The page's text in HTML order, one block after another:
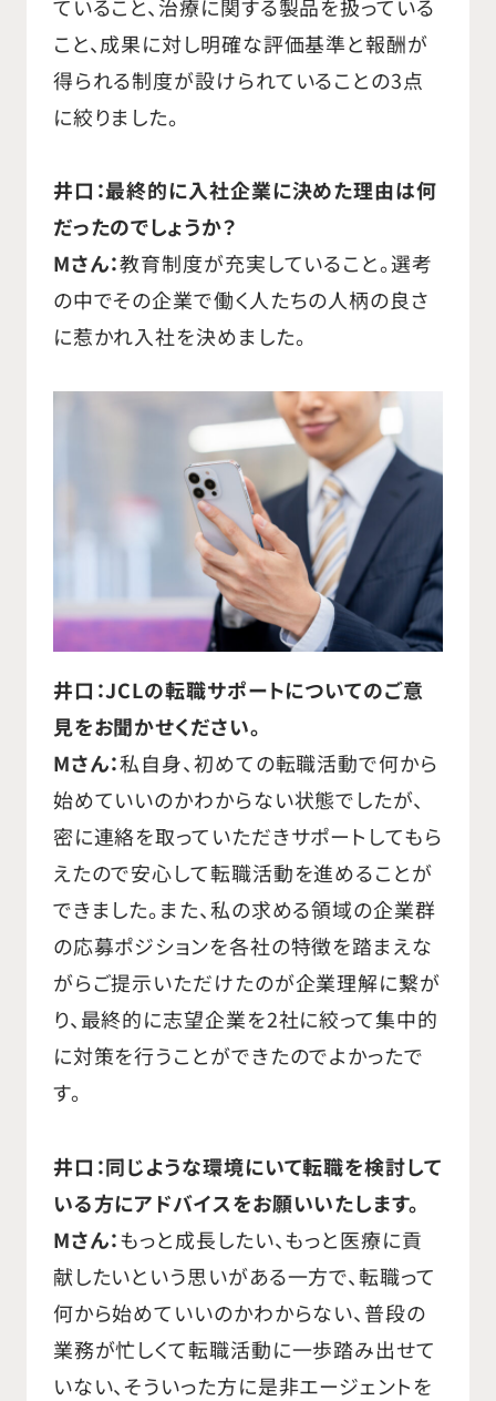
ていること、治療に関する製品を扱っている
こと、成果に対し明確な評価基準と報酬が
得られる制度が設けられていることの3点
に絞りました。
井口：最終的に入社企業に決めた理由は何
だったのでしょうか？
Mさん：教育制度が充実していること。選考
の中でその企業で働く人たちの人柄の良さ
に惹かれ入社を決めました。
井口：JCLの転職サポートについてのご意
見をお聞かせください。
Mさん：私自身、初めての転職活動で何から
始めていいのかわからない状態でしたが、
密に連絡を取っていただきサポートしてもら
えたので安心して転職活動を進めることが
できました。また、私の求める領域の企業群
の応募ポジションを各社の特徴を踏まえな
がらご提示いただけたのが企業理解に繋が
り、最終的に志望企業を2社に絞って集中的
に対策を行うことができたのでよかったで
す。
井口：同じような環境にいて転職を検討して
いる方にアドバイスをお願いいたします。
Mさん：もっと成長したい、もっと医療に貢
献したいという思いがある一方で、転職って
何から始めていいのかわからない、普段の
業務が忙しくて転職活動に一歩踏み出せて
いない、そういった方に是非エージェントを